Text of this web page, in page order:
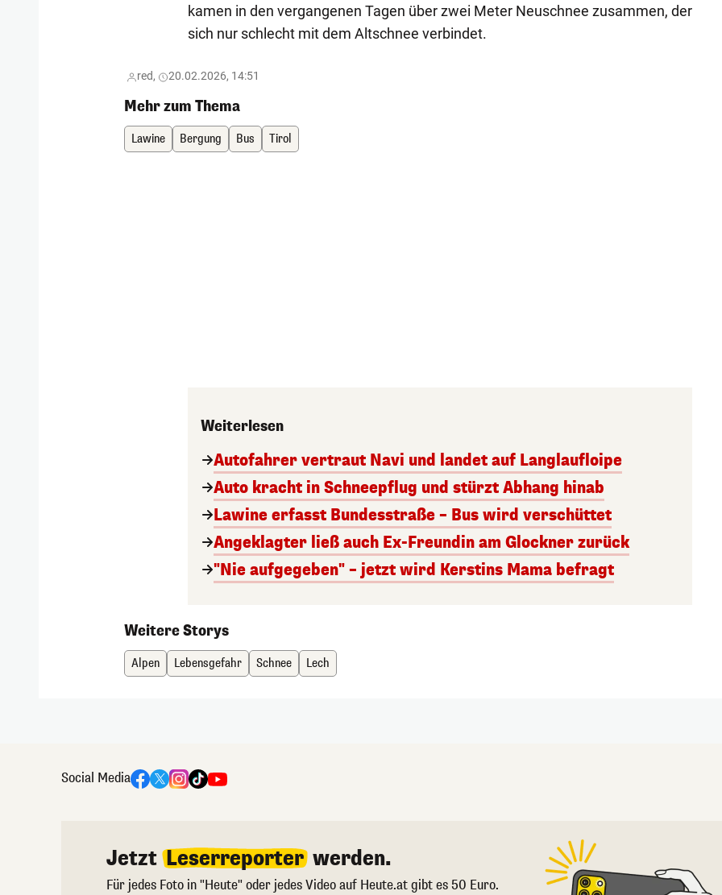
kamen in den vergangenen Tagen über zwei Meter Neuschnee zusammen, der
sich nur schlecht mit dem Altschnee verbindet.
red, 20.02.2026, 14:51
Mehr zum Thema
Lawine Bergung Bus Tirol
Weiterlesen
Autofahrer vertraut Navi und landet auf Langlaufloipe
Auto kracht in Schneepflug und stürzt Abhang hinab
Lawine erfasst Bundesstraße – Bus wird verschüttet
Angeklagter ließ auch Ex-Freundin am Glockner zurück
"Nie aufgegeben" – jetzt wird Kerstins Mama befragt
Weitere Storys
Alpen Lebensgefahr Schnee Lech
Social Media
Jetzt Leserreporter werden.
Für jedes Foto in "Heute" oder jedes Video auf Heute.at gibt es 50 Euro.